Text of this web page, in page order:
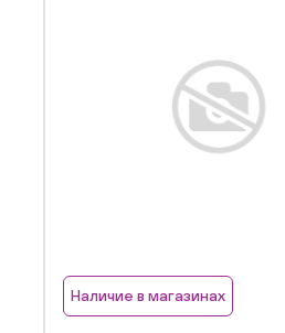
Наличие в магазинах